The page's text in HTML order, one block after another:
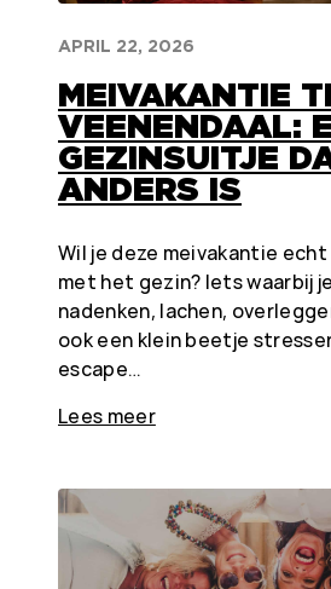
APRIL 22, 2026
MEIVAKANTIE
VEENENDAAL:
GEZINSUITJE
ANDERS IS
Wil je deze meivakantie
met het gezin? Iets waarbij
nadenken, lachen,
ook een klein beetje
escape…
Lees meer